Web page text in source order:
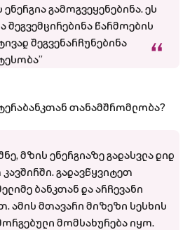
გამოგვეყენებინა. ეს
შეგვემცირებინა წარმოების
შეგვენარჩუნებინა
თანამშრომლობა?
მზის ენერგიაზე გადასვლა დიდ
გადავწყვიტეთ
ბანკთან და არჩევანი
ამის მთავარი მიზეზი სესხის
მომსახურება იყო.